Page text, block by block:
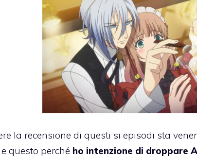
la recensione di questi si episodi sta
e questo perché ho intenzione di droppare